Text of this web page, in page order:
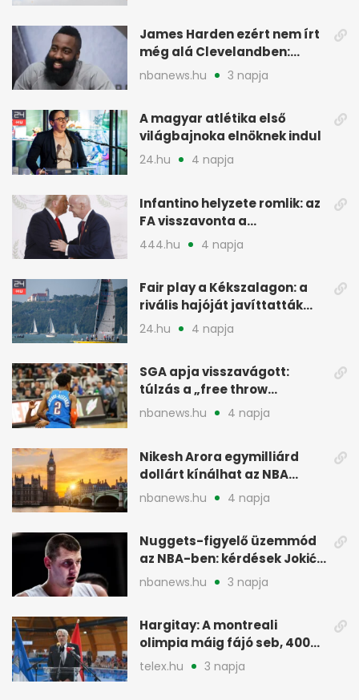
James Harden ezért nem írt
még alá Clevelandben:
pénzügyi okok
nbanews.hu 3 napja
A magyar atlétika első
világbajnoka elnöknek indul
24.hu 4 napja
Infantino helyzete romlik: az
FA visszavonta a
támogatását, jöhet a
444.hu 4 napja
Fair play a Kékszalagon: a
rivális hajóját javíttatták
meg
24.hu 4 napja
SGA apja visszavágott:
túlzás a „free throw
merchant” címke?
nbanews.hu 4 napja
Nikesh Arora egymilliárd
dollárt kínálhat az NBA
Europe londoni csapatáért
nbanews.hu 4 napja
Nuggets-figyelő üzemmód
az NBA-ben: kérdések Jokić
jövőjéről
nbanews.hu 3 napja
Hargitay: A montreali
olimpia máig fájó seb, 400
vegyesen 4. lett
telex.hu 3 napja